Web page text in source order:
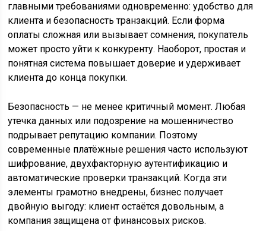
главными требованиями одновременно: удобство для
клиента и безопасность транзакций. Если форма
оплаты сложная или вызывает сомнения, покупатель
может просто уйти к конкуренту. Наоборот, простая и
понятная система повышает доверие и удерживает
клиента до конца покупки.
Безопасность — не менее критичный момент. Любая
утечка данных или подозрение на мошенничество
подрывает репутацию компании. Поэтому
современные платёжные решения часто используют
шифрование, двухфакторную аутентификацию и
автоматические проверки транзакций. Когда эти
элементы грамотно внедрены, бизнес получает
двойную выгоду: клиент остаётся довольным, а
компания защищена от финансовых рисков.